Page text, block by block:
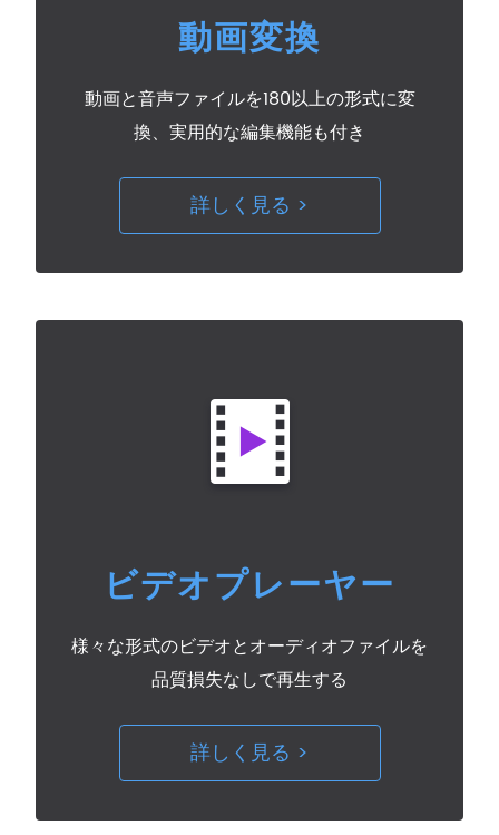
動画変換
動画と音声ファイルを180以上の形式に変
換、実用的な編集機能も付き
詳しく見る >
ビデオプレーヤー
様々な形式のビデオとオーディオファイルを
品質損失なしで再生する
詳しく見る >